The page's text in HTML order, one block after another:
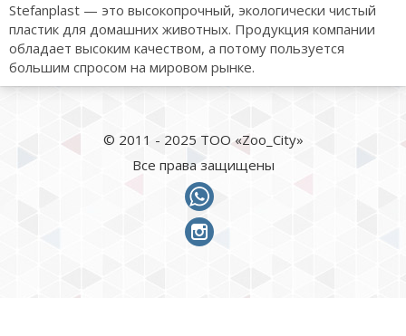
Stefanplast — это высокопрочный, экологически чистый
пластик для домашних животных. Продукция компании
обладает высоким качеством, а потому пользуется
большим спросом на мировом рынке.
© 2011 - 2025 ТОО «Zoo_City»
Все права защищены